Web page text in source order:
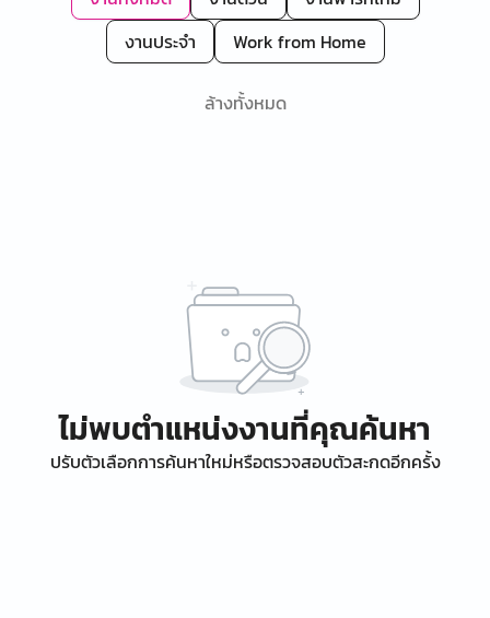
งานประจำ
Work from Home
ล้างทั้งหมด
ไม่พบตำแหน่งงานที่คุณค้นหา
ปรับตัวเลือกการค้นหาใหม่หรือตรวจสอบตัวสะกดอีกครั้ง